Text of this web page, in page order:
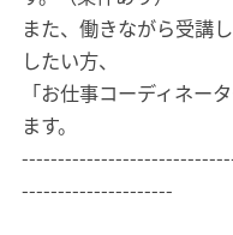
また、働きながら受講
したい方、
「お仕事コーディネー
ます。
---------------------